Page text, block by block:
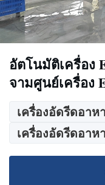
อัตโนมัติเครื่อง
จามศูนย์เครื่อง
เครื่องอัดรีดอาห
เครื่องอัดรีดอาห